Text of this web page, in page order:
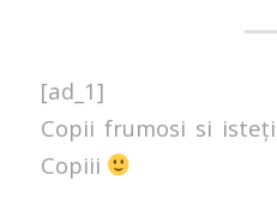
[ad_1]
Copii frumosi si
Copiii